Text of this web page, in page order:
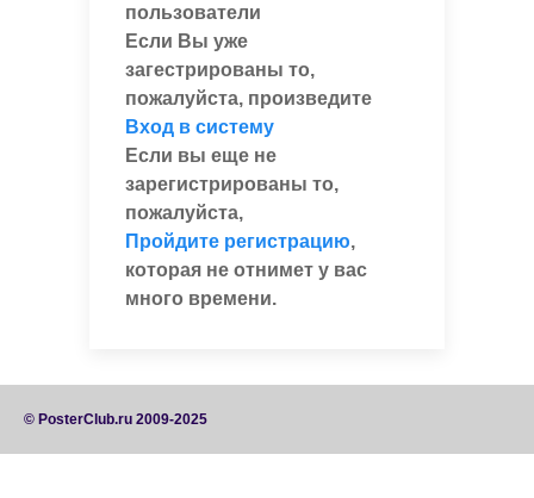
пользователи
Если Вы уже
загестрированы то,
пожалуйста, произведите
Вход в систему
Если вы еще не
зарегистрированы то,
пожалуйста,
Пройдите регистрацию,
которая не отнимет у вас
много времени.
© PosterClub.ru 2009-2025